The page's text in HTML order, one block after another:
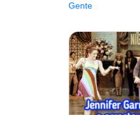
Gente
Entretanto, a
desconhecido e
que fazemos.
têm histórias
passaram com
dizem bastante
da pessoa pode